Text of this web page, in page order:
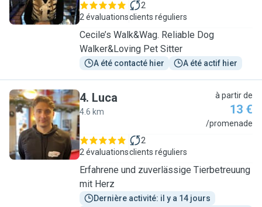
2 évaluations
2
clients réguliers
Cecile’s Walk&Wag. Reliable Dog
Walker&Loving Pet Sitter
A été contacté hier A été actif hier
L
4. Luca
4.6 km
à partir de
13 €
/promenade
2 évaluations
2
clients réguliers
Erfahrene und zuverlässige Tierbetreuung
mit Herz
Dernière activité: il y a 14 jours